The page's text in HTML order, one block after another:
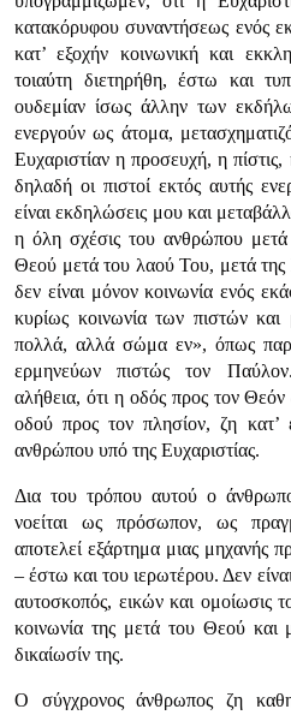
κατακόρυφου συναντήσεως ενός
κατ’ εξοχήν κοινωνική και
τοιαύτη διετηρήθη, έστω και
ουδεμίαν ίσως άλλην των
ενεργούν ως άτομα,
Ευχαριστίαν η προσευχή, η
δηλαδή οι πιστοί εκτός αυτής
είναι εκδηλώσεις μου και
η όλη σχέσις του ανθρώπου μετά
Θεού μετά του λαού Του, μετά
δεν είναι μόνον κοινωνία ενός
κυρίως κοινωνία των πιστών
πολλά, αλλά σώμα εν», όπως
ερμηνεύων πιστώς τον
αλήθεια, ότι η οδός προς τον Θεόν
οδού προς τον πλησίον, ζη κατ’
ανθρώπου υπό της Ευχαριστίας.
Δια του τρόπου αυτού ο
νοείται ως πρόσωπον, ως
αποτελεί εξάρτημα μιας μηχανής
– έστω και του ιερωτέρου. Δεν
αυτοσκοπός, εικών και ομοίωσις
κοινωνία της μετά του Θεού και
δικαίωσίν της.
Ο σύγχρονος άνθρωπος ζη